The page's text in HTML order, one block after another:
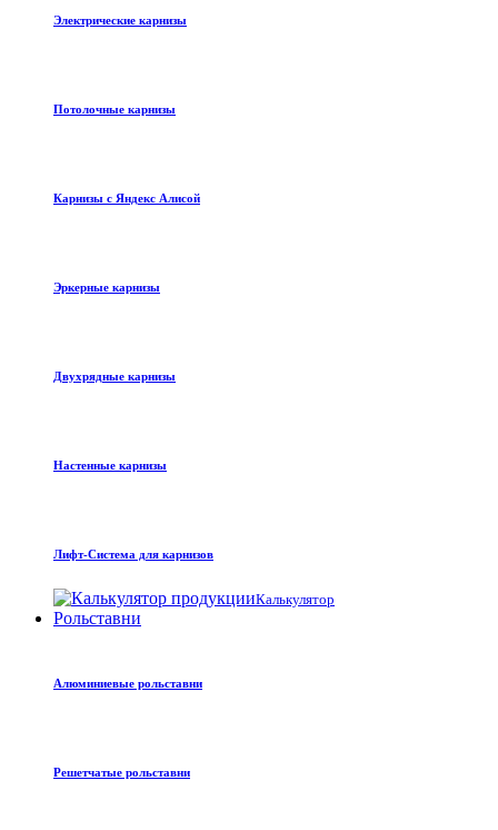
Электрические карнизы
Потолочные карнизы
Карнизы с Яндекс Алисой
Эркерные карнизы
Двухрядные карнизы
Настенные карнизы
Лифт-Система для карнизов
Калькулятор
Рольставни
Алюминиевые рольставни
Решетчатые рольставни